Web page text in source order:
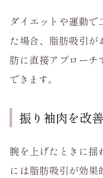
ダイエットや運動で
た場合、脂肪吸引
肪に直接アプローチ
できます。
振り袖肉を改
腕を上げたときに揺
には脂肪吸引が効